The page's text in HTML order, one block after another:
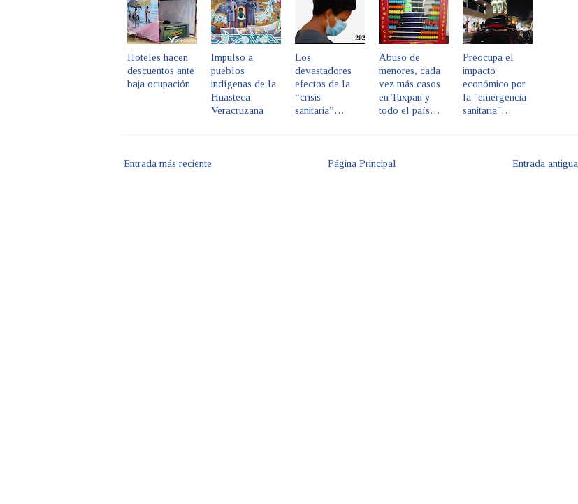
Hoteles hacen
descuentos ante
baja ocupación
Impulso a
pueblos
indígenas de la
Huasteca
Veracruzana
Los
devastadores
efectos de la
“crisis
sanitaria”…
Abuso de
menores, cada
vez más casos
en Tuxpan y
todo el país…
Preocupa el
impacto
económico por
la "emergencia
sanitaria"…
Entrada más reciente Entrada antigua
Página Principal